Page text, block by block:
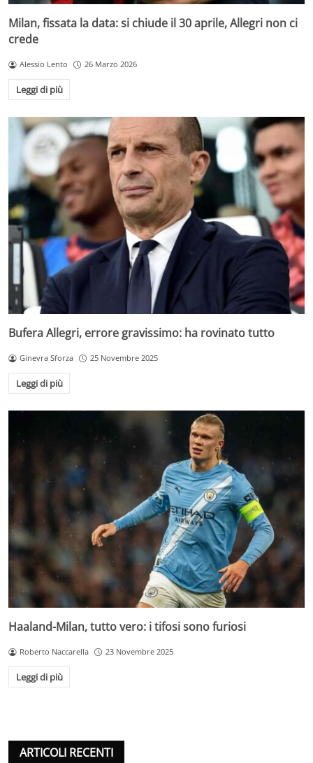
Milan, fissata la data: si chiude il 30 aprile, Allegri non ci
crede
Alessio Lento 26 Marzo 2026
Leggi di più
Bufera Allegri, errore gravissimo: ha rovinato tutto
Ginevra Sforza 25 Novembre 2025
Leggi di più
Haaland-Milan, tutto vero: i tifosi sono furiosi
Roberto Naccarella 23 Novembre 2025
Leggi di più
ARTICOLI RECENTI